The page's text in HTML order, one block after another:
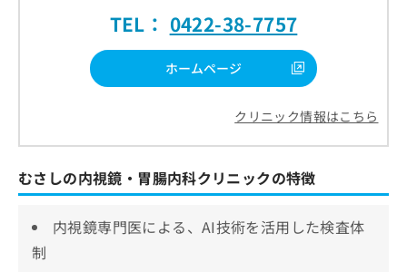
TEL： 0422-38-7757
ホームページ
クリニック情報はこちら
むさしの内視鏡・胃腸内科クリニックの特徴
内視鏡専門医による、AI技術を活用した検査体
制